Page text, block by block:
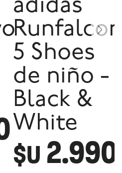
adidas
Runfalcon
5 Shoes
de niño -
Black &
White
$U 2.990